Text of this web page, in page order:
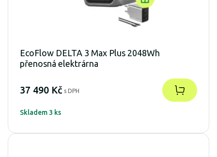
EcoFlow DELTA 3 Max Plus 2048Wh
přenosná elektrárna
37 490 Kč s DPH
Skladem 3 ks